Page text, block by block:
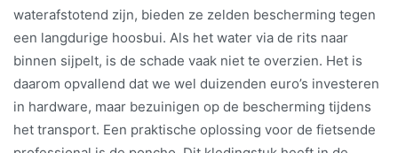
waterafstotend zijn, bieden ze zelden bescherming tegen
een langdurige hoosbui. Als het water via de rits naar
binnen sijpelt, is de schade vaak niet te overzien. Het is
daarom opvallend dat we wel duizenden euro’s investeren
in hardware, maar bezuinigen op de bescherming tijdens
het transport. Een praktische oplossing voor de fietsende